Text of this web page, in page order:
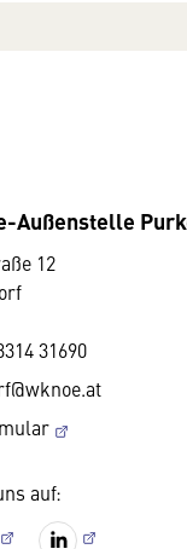
Außenstelle
12
31690
auf: